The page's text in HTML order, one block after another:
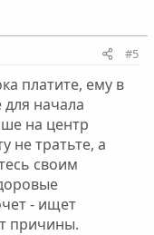
#5
платите, ему в
для начала
на центр
не тратьте, а
своим
- ищет
причины.